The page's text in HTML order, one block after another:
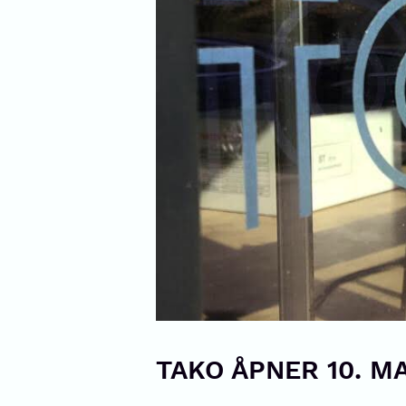
TAKO ÅPNER 10.